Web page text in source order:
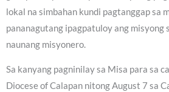
lokal na simbahan kundi pagtanggap sa
pananagutang ipagpatuloy ang misyong
naunang misyonero.
Sa kanyang pagninilay sa Misa para sa
Diocese of Calapan nitong August 7 sa